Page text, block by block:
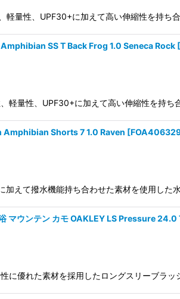
量性、UPF30+に加えて高い伸縮性を持ち
Amphibian SS T Back Frog 1.0 Seneca Rock [
量性、UPF30+に加えて高い伸縮性を持ち
Amphibian Shorts 7 1.0 Raven [
えて撥水機能持ち合わせた素材を使用した
マウンテン カモ OAKLEY LS Pressure
優れた素材を採用したロングスリーブラ